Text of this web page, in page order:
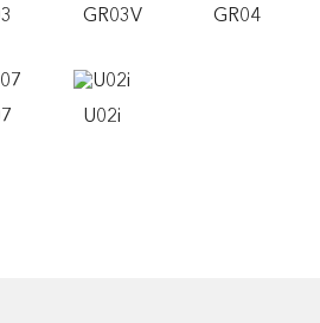
GR03V GR04
U02i